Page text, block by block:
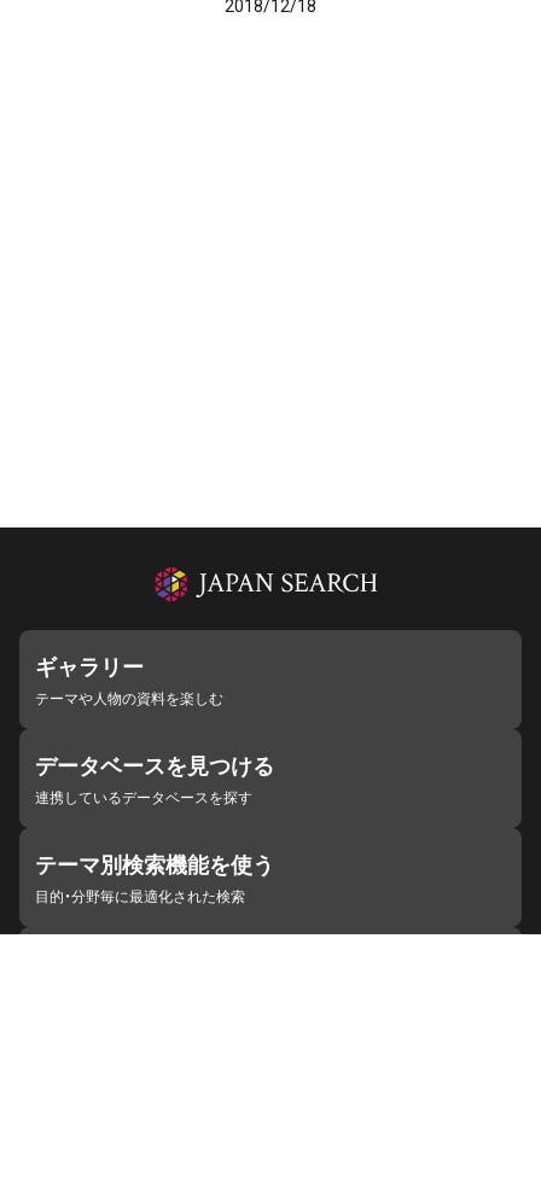
2018/12/18
ギャラリー
テーマや人物の資料を楽しむ
データベースを見つける
連携しているデータベースを探す
テーマ別検索機能を使う
目的・分野毎に最適化された検索